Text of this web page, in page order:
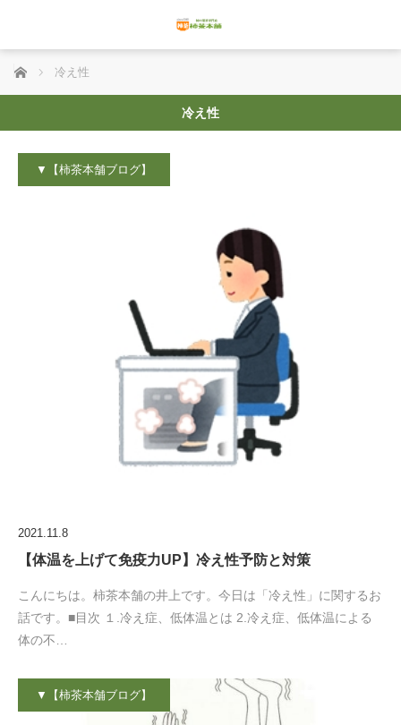
ホーム 冷え性
冷え性
▼【柿茶本舗ブログ】
2021.11.8
【体温を上げて免疫力UP】冷え性予防と対策
こんにちは。柿茶本舗の井上です。今日は「冷え性」に関するお
話です。■目次 １.冷え症、低体温とは 2.冷え症、低体温による
体の不…
▼【柿茶本舗ブログ】